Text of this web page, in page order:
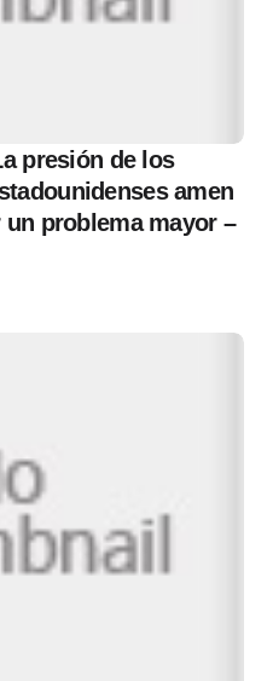
presión de los
amen
problema mayor –